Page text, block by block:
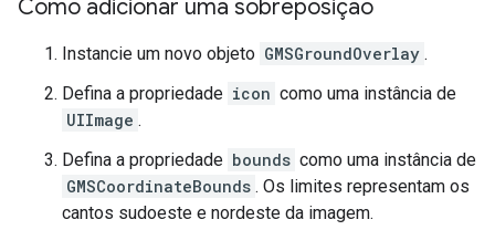
Como adicionar uma sobreposição
Instancie um novo objeto GMSGroundOverlay .
Defina a propriedade icon como uma instância de
UIImage .
Defina a propriedade bounds como uma instância de
GMSCoordinateBounds . Os limites representam os
cantos sudoeste e nordeste da imagem.